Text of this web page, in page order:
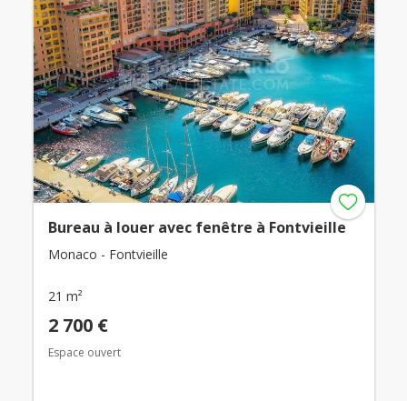
Bureau à louer avec fenêtre à Fontvieille
Monaco - Fontvieille
21 m²
2 700 €
Espace ouvert